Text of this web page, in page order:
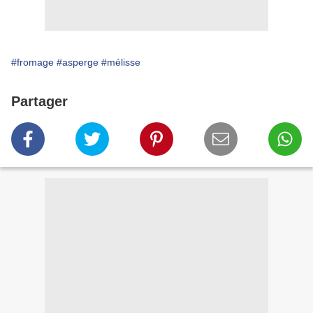
#fromage #asperge #mélisse
Partager